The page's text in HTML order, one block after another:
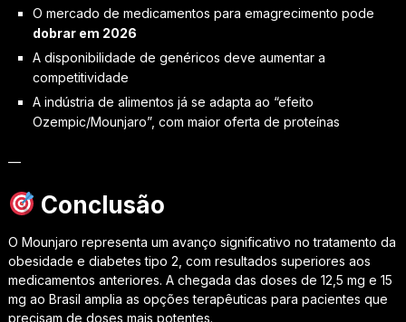
O mercado de medicamentos para emagrecimento pode
dobrar em 2026
A disponibilidade de genéricos deve aumentar a
competitividade
A indústria de alimentos já se adapta ao “efeito
Ozempic/Mounjaro”, com maior oferta de proteínas
—
Conclusão
O Mounjaro representa um avanço significativo no tratamento da
obesidade e diabetes tipo 2, com resultados superiores aos
medicamentos anteriores. A chegada das doses de 12,5 mg e 15
mg ao Brasil amplia as opções terapêuticas para pacientes que
precisam de doses mais potentes.